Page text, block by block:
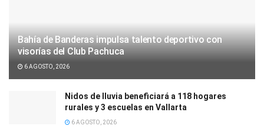
Bahía de Banderas impulsa talento deportivo con
visorías del Club Pachuca
6 AGOSTO, 2026
Nidos de lluvia beneficiará a 118 hogares
rurales y 3 escuelas en Vallarta
6 AGOSTO, 2026